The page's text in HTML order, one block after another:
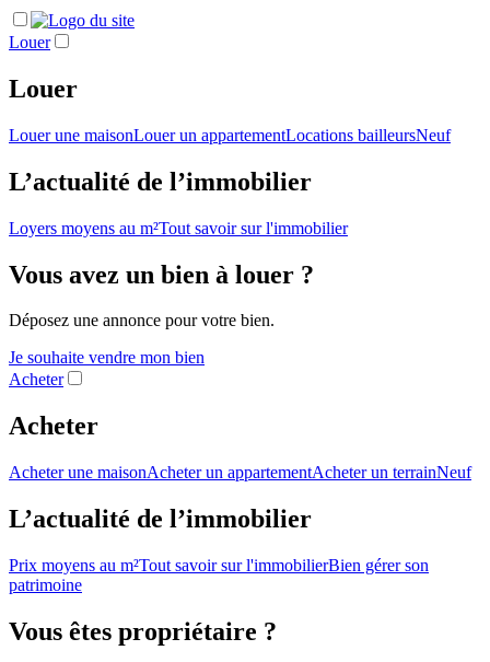
Louer
Louer
Louer une maisonLouer un appartementLocations bailleursNeuf
L’actualité de l’immobilier
Loyers moyens au m²Tout savoir sur l'immobilier
Vous avez un bien à louer ?
Déposez une annonce pour votre bien.
Je souhaite vendre mon bien
Acheter
Acheter
Acheter une maisonAcheter un appartementAcheter un terrainNeuf
L’actualité de l’immobilier
Prix moyens au m²Tout savoir sur l'immobilierBien gérer son
patrimoine
Vous êtes propriétaire ?